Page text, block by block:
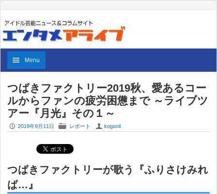
Menu
つばきファクトリー2019秋、愛あるコー
ルからファンの疲労困憊まで ～ライブツ
アー『月光』その１～
P 2019年9月11日 F レポート U kogonil
つばきファクトリーが歌う『ふりさけみれ
ば…』